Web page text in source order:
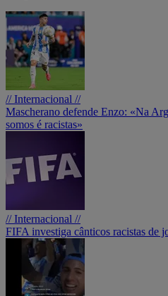
// Internacional //
Mascherano defende Enzo: «Na
somos é racistas»
// Internacional //
FIFA investiga cânticos racistas de